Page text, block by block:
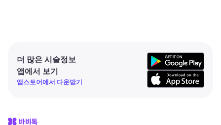
더 많은 시술정보
앱에서 보기
앱스토어에서 다운받기